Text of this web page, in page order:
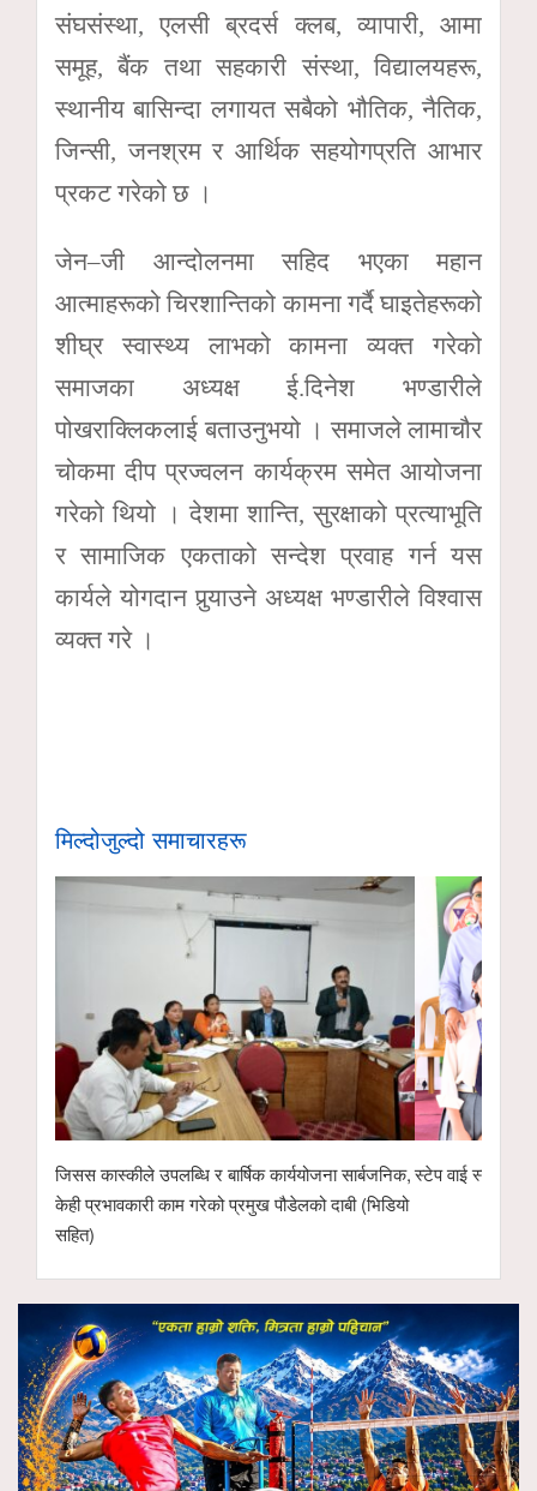
संघसंस्था, एलसी ब्रदर्स क्लब, व्यापारी, आमा
समूह, बैंक तथा सहकारी संस्था, विद्यालयहरू,
स्थानीय बासिन्दा लगायत सबैको भौतिक, नैतिक,
जिन्सी, जनश्रम र आर्थिक सहयोगप्रति आभार
प्रकट गरेको छ ।
जेन–जी आन्दोलनमा सहिद भएका महान
आत्माहरूको चिरशान्तिको कामना गर्दै घाइतेहरूको
शीघ्र स्वास्थ्य लाभको कामना व्यक्त गरेको
समाजका अध्यक्ष ई.दिनेश भण्डारीले
पोखराक्लिकलाई बताउनुभयो । समाजले लामाचौर
चोकमा दीप प्रज्वलन कार्यक्रम समेत आयोजना
गरेको थियो । देशमा शान्ति, सुरक्षाको प्रत्याभूति
र सामाजिक एकताको सन्देश प्रवाह गर्न यस
कार्यले योगदान पुर्‍याउने अध्यक्ष भण्डारीले विश्वास
व्यक्त गरे ।
मिल्दोजुल्दो समाचारहरू
जिसस कास्कीले उपलब्धि र बार्षिक कार्ययोजना सार्बजनिक,
केही प्रभावकारी काम गरेको प्रमुख पौडेलको दाबी (भिडियो
सहित)
स्टेप वाई स्टेप